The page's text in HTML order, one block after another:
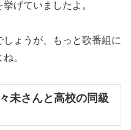
げていましたよ。
ょうが、もっと歌番組に
。
未さんと高校の同級